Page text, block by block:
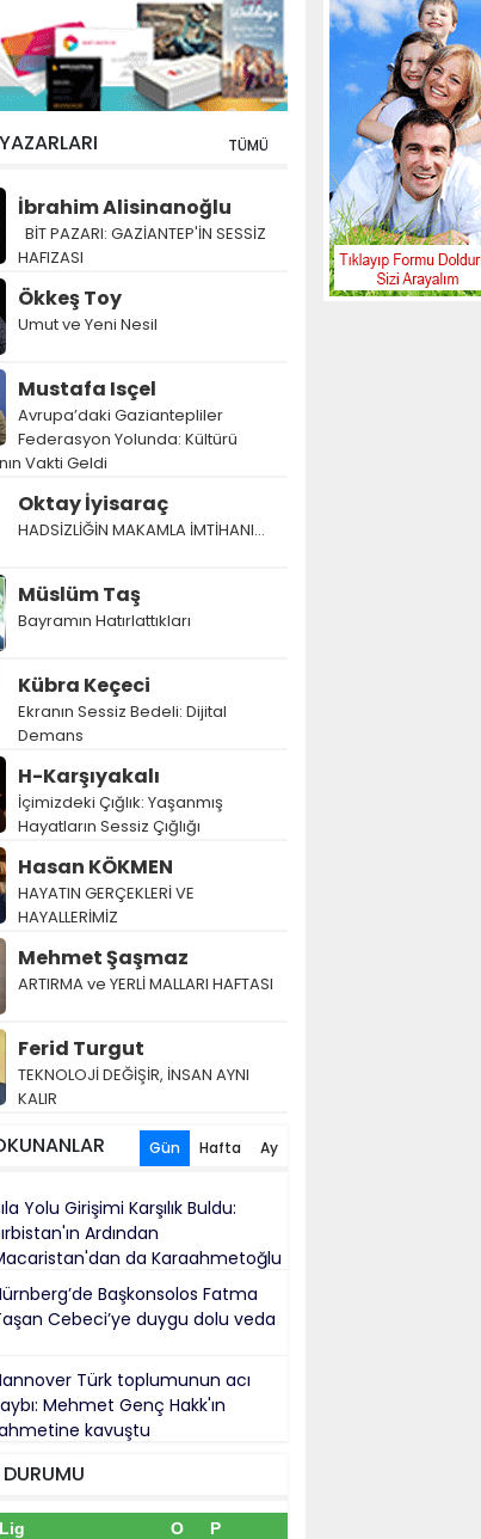
YAZARLARI TÜMÜ
İbrahim Alisinanoğlu
BİT PAZARI: GAZİANTEP'İN SESSİZ
HAFIZASI
Ökkeş Toy
Umut ve Yeni Nesil
Mustafa Isçel
Avrupa’daki Gaziantepliler
Federasyon Yolunda: Kültürü
Vakti Geldi
Oktay İyisaraç
HADSİZLİĞİN MAKAMLA İMTİHANI…
Müslüm Taş
Bayramın Hatırlattıkları
Kübra Keçeci
Ekranın Sessiz Bedeli: Dijital
Demans
H-Karşıyakalı
İçimizdeki Çığlık: Yaşanmış
Hayatların Sessiz Çığlığı
Hasan KÖKMEN
HAYATIN GERÇEKLERİ VE
HAYALLERİMİZ
Mehmet Şaşmaz
ARTIRMA ve YERLİ MALLARI HAFTASI
Ferid Turgut
TEKNOLOJİ DEĞİŞİR, İNSAN AYNI
KALIR
Gün Hafta Ay
Yolu Girişimi Karşılık Buldu:
Ardından
da Karaahmetoğlu
Resmî Yanıt Geldi
Başkonsolos Fatma
Cebeci’ye duygu dolu veda
Türk toplumunun acı
Mehmet Genç Hakk'ın
kavuştu
DURUMU
O P